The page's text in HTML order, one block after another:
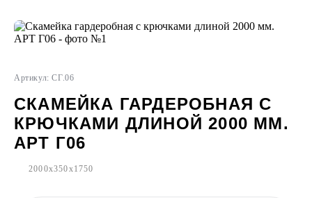
Артикул: СГ.06
СКАМЕЙКА ГАРДЕРОБНАЯ С
КРЮЧКАМИ ДЛИНОЙ 2000 ММ.
АРТ Г06
2000x350x1750